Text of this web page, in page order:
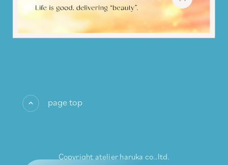
page top
Copyright atelier haruka co.,ltd.